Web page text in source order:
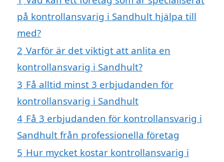
på kontrollansvarig i Sandhult hjälpa till
med?
2 Varför är det viktigt att anlita en
kontrollansvarig i Sandhult?
3 Få alltid minst 3 erbjudanden för
kontrollansvarig i Sandhult
4 Få 3 erbjudanden för kontrollansvarig i
Sandhult från professionella företag
5 Hur mycket kostar kontrollansvarig i